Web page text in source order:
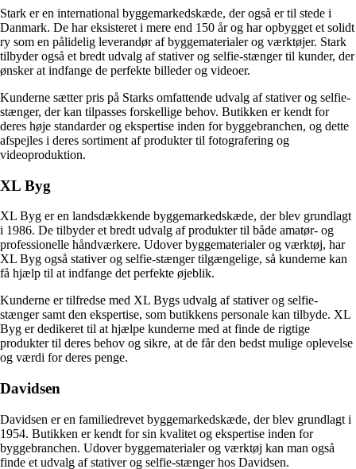
Stark er en international byggemarkedskæde, der også er til stede i
Danmark. De har eksisteret i mere end 150 år og har opbygget et solidt
ry som en pålidelig leverandør af byggematerialer og værktøjer. Stark
tilbyder også et bredt udvalg af stativer og selfie-stænger til kunder, der
ønsker at indfange de perfekte billeder og videoer.
Kunderne sætter pris på Starks omfattende udvalg af stativer og selfie-
stænger, der kan tilpasses forskellige behov. Butikken er kendt for
deres høje standarder og ekspertise inden for byggebranchen, og dette
afspejles i deres sortiment af produkter til fotografering og
videoproduktion.
XL Byg
XL Byg er en landsdækkende byggemarkedskæde, der blev grundlagt
i 1986. De tilbyder et bredt udvalg af produkter til både amatør- og
professionelle håndværkere. Udover byggematerialer og værktøj, har
XL Byg også stativer og selfie-stænger tilgængelige, så kunderne kan
få hjælp til at indfange det perfekte øjeblik.
Kunderne er tilfredse med XL Bygs udvalg af stativer og selfie-
stænger samt den ekspertise, som butikkens personale kan tilbyde. XL
Byg er dedikeret til at hjælpe kunderne med at finde de rigtige
produkter til deres behov og sikre, at de får den bedst mulige oplevelse
og værdi for deres penge.
Davidsen
Davidsen er en familiedrevet byggemarkedskæde, der blev grundlagt i
1954. Butikken er kendt for sin kvalitet og ekspertise inden for
byggebranchen. Udover byggematerialer og værktøj kan man også
finde et udvalg af stativer og selfie-stænger hos Davidsen.